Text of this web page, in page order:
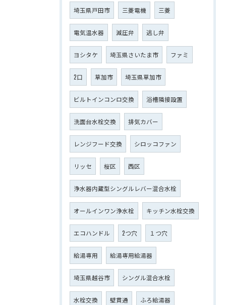
埼玉県戸田市 三菱電機 三菱
電気温水器 減圧弁 逃し弁
ヨシタケ 埼玉県さいたま市 ファミ
2口 草加市 埼玉県草加市
ビルトインコンロ交換 浴槽隣接設置
洗面台水栓交換 排気カバー
レンジフード交換 シロッコファン
リッセ 桜区 西区
浄水器内蔵型シングルレバー混合水栓
オールインワン浄水栓 キッチン水栓交換
エコハンドル 2つ穴 １つ穴
給湯専用 給湯専用給湯器
埼玉県越谷市 シングル混合水栓
水栓交換 壁貫通 ふろ給湯器